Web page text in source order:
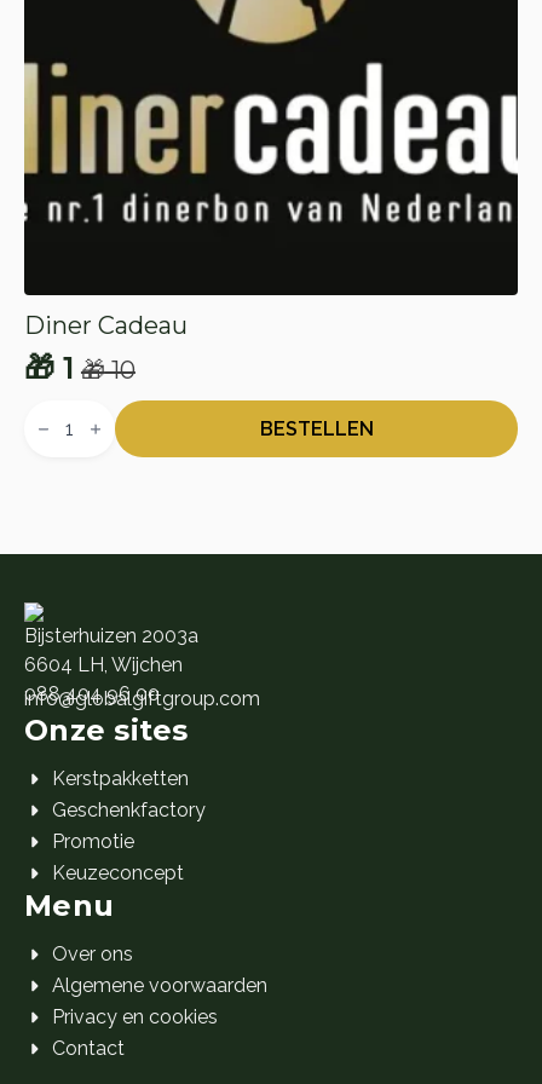
Diner Cadeau
🎁10
Oorspronkelijke
prijs
🎁 1
Huidige
prijs
Cadeau
BESTELLEN
Bijsterhuizen 2003a
6604 LH, Wijchen
088 404 96 00
info@globalgiftgroup.com
Onze sites
Kerstpakketten
Geschenkfactory
Promotie
Keuzeconcept
Menu
Over ons
Algemene voorwaarden
Privacy en cookies
Contact